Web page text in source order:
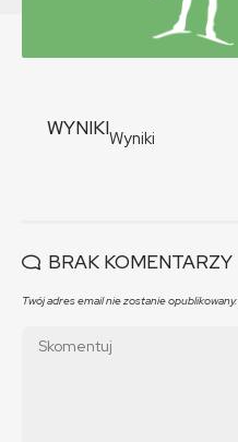
WYNIKIWyniki
BRAK KOMENTARZY
Twój adres email nie zostanie opublikowany.